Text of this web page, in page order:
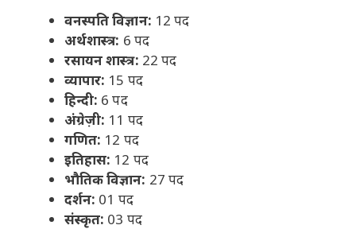
वनस्पति विज्ञान: 12 पद
अर्थशास्त्र: 6 पद
रसायन शास्त्र: 22 पद
व्यापार: 15 पद
हिन्दी: 6 पद
अंग्रेज़ी: 11 पद
गणित: 12 पद
इतिहास: 12 पद
भौतिक विज्ञान: 27 पद
दर्शन: 01 पद
संस्कृत: 03 पद